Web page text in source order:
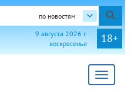
по новостям
18+
9 августа 2026 г.
воскресенье
Toggle